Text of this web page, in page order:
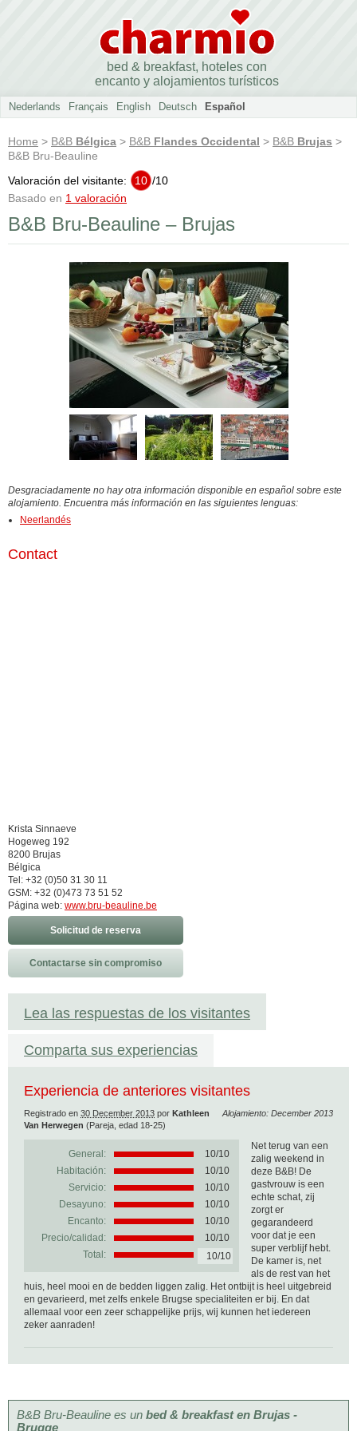
bed & breakfast, hoteles con
encanto y alojamientos turísticos
Nederlands Français English Deutsch Español
Home > B&B Bélgica > B&B Flandes Occidental > B&B Brujas >
B&B Bru-Beauline
Valoración del visitante:
10 /10
Basado en 1 valoración
B&B Bru-Beauline – Brujas
Desgraciadamente no hay otra información disponible en español sobre este
alojamiento. Encuentra más información en las siguientes lenguas:
Neerlandés
Contact
Krista Sinnaeve
Hogeweg 192
8200 Brujas
Bélgica
Tel: +32 (0)50 31 30 11
GSM: +32 (0)473 73 51 52
Página web: www.bru-beauline.be
Solicitud de reserva
Contactarse sin compromiso
Lea las respuestas de los visitantes
Comparta sus experiencias
Experiencia de anteriores visitantes
Alojamiento: December 2013
Registrado en 30 December 2013 por Kathleen
Van Herwegen (Pareja, edad 18-25)
General: 10/10
Habitación:
10/10
Servicio:
10/10
Desayuno:
10/10
Encanto:
10/10
Precio/calidad:
10/10
Total:
10/10
Net terug van een
zalig weekend in
deze B&B! De
gastvrouw is een
echte schat, zij
zorgt er
gegarandeerd
voor dat je een
super verblijf hebt.
De kamer is, net
als de rest van het
huis, heel mooi en de bedden liggen zalig. Het ontbijt is heel uitgebreid
en gevarieerd, met zelfs enkele Brugse specialiteiten er bij. En dat
allemaal voor een zeer schappelijke prijs, wij kunnen het iedereen
zeker aanraden!
B&B Bru-Beauline es un bed & breakfast en Brujas -
Brugge